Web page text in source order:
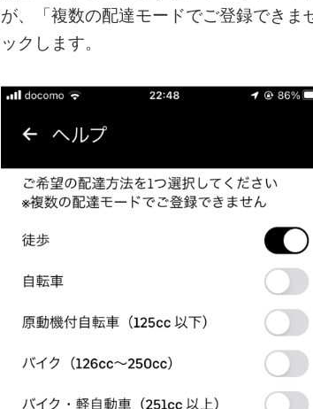
が、「複数の配達モードでご登録できま
ックします。